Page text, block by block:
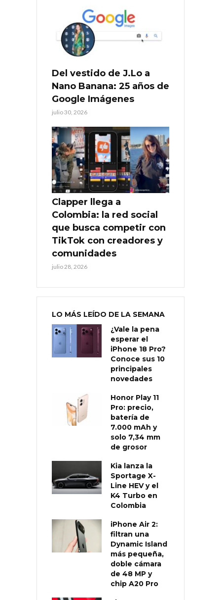
Del vestido de J.Lo a
Nano Banana: 25 años de
Google Imágenes
julio 30, 2026
Clapper llega a
Colombia: la red social
que busca competir con
TikTok con creadores y
comunidades
julio 28, 2026
LO MÁS LEÍDO DE LA SEMANA
¿Vale la pena
esperar el
iPhone 18 Pro?
Conoce sus 10
principales
novedades
Honor Play 11
Pro: precio,
batería de
7.000 mAh y
solo 7,34 mm
de grosor
Kia lanza la
Sportage X-
Line HEV y el
K4 Turbo en
Colombia
iPhone Air 2:
filtran una
Dynamic Island
más pequeña,
doble cámara
de 48 MP y
chip A20 Pro